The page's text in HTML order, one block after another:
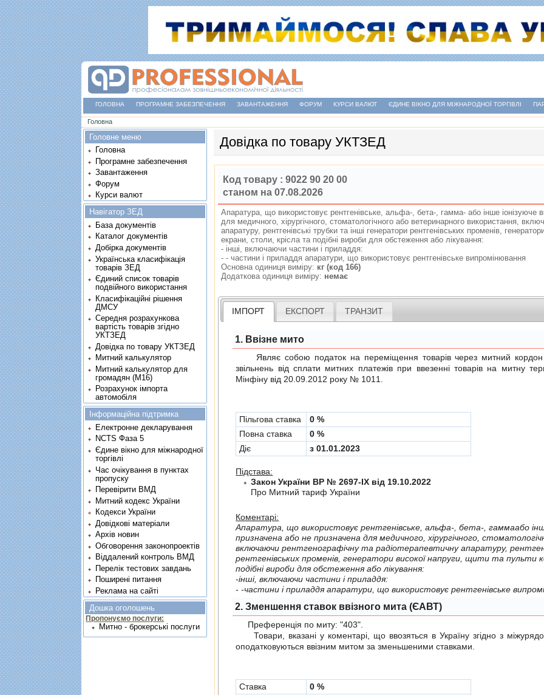
ГОЛОВНА ПРОГРАМНЕ ЗАБЕЗПЕЧЕННЯ ЗАВАНТАЖЕННЯ ФОРУМ КУРСИ ВАЛЮТ ЄДИНЕ ВІКНО ДЛЯ МІЖНАРОДНОЇ ТОРГІВЛІ
Ви є тут
Головна
Довідка по товару УКТЗЕД
Код товару :9022 90 20 00
станом на 07.08.2026
Апаратура, що використовує рентгенiвське, альфа-, бета-, гамма- або iнше iонiзуюче
для медичного, хiрургiчного, стоматологiчного або ветеринарного використання,
апаратуру, рентгенiвськi трубки та iншi генератори рентгенiвських променiв,
екрани, столи, крiсла та подiбнi вироби для обстеження або лiкування:
- iншi, включаючи частини i приладдя:
- - частини i приладдя апаратури, що використовує рентгенiвське випромiнювання
Основна одиниця виміру: кг (код 166)
Додаткова одиниця виміру: немає
ІМПОРТ ЕКСПОРТ ТРАНЗИТ
1. Ввізне мито
Являє собою податок на переміщення товарів через митний кордон
звiльнень вiд сплати митних платежiв при ввезеннi товарiв на митну
Мінфіну від 20.09.2012 року № 1011
Пільгова ставка
0 %
Повна ставка
0 %
Діє
з 01.01.2023
Підстава:
Закон України ВР № 2697-IX від 19.10.2022
Про Митний тариф України
Коментарі:
Апаратура, що використовує рентгенiвське, альфа-, бета-, гаммаабо
призначена або не призначена для медичного, хiрургiчного, стоматологiчного або ветеринарного використання,
включаючи рентгенографiчну та радiотерапевтичну апаратуру, рентгенiвськi трубки та iншi генератори
рентгенiвських променiв, генератори високої напруги, щити та пульти керування, екрани, столи, крiсла та
подiбнi вироби для обстеження або лiкування:
-iншi, включаючи частини i приладдя:
- -частини i приладдя апаратури,
2. Зменшення ставок ввізного мита (ЄАВТ)
Преференція по миту:"403"
Товари, вказані у коментарі, що ввозяться в Україну згiдно з
оподатковуються ввізним митом за зменьшеними ставками.
Cтавка
0 %
Головне меню
Головна
Програмне забезпечення
Завантаження
Форум
Курси валют
Навігатор ЗЕД
База документів
Каталог документів
Добірка документів
Українська класифікація
товарів ЗЕД
Єдиний список товарів
подвійного використання
Класифікаційні рішення
ДМСУ
Середня розрахункова
вартість товарів згідно
УКТЗЕД
Довідка по товару УКТЗЕД
Митний калькулятор
Митний калькулятор для
громадян (М16)
Розрахунок імпорта
автомобіля
Інформаційна підтримка
Електронне декларування
NCTS Фаза 5
Єдине вікно для міжнародної
торгівлі
Час очікування в пунктах
пропуску
Перевірити ВМД
Митний кодекс України
Кодекси України
Довідкові матеріали
Архів новин
Обговорення законопроектів
Віддалений контроль ВМД
Перелік тестових завдань
Поширені питання
Реклама на сайті
Дошка оголошень
Пропонуємо послуги:
Митно - брокерські послуги